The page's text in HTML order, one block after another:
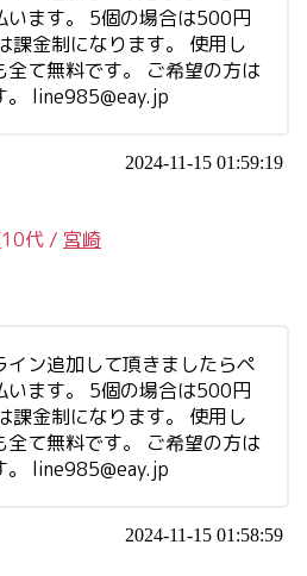
います。 5個の場合は500円
課金制になります。 使用し
て無料です。 ご希望の方は
line985@eay.jp
2024-11-15 01:59:19
10代 / 宮崎
ン追加して頂きましたらペ
います。 5個の場合は500円
課金制になります。 使用し
て無料です。 ご希望の方は
line985@eay.jp
2024-11-15 01:58:59